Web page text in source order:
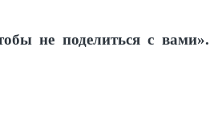
не поделиться с